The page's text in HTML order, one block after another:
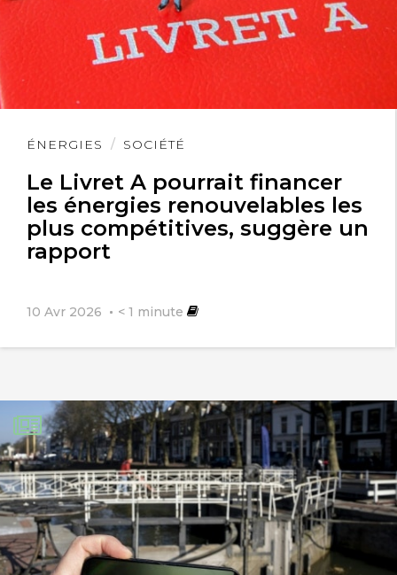
ÉNERGIES SOCIÉTÉ
Le Livret A pourrait financer
les énergies renouvelables les
plus compétitives, suggère un
rapport
10 Avr 2026 < 1 minute
Lire